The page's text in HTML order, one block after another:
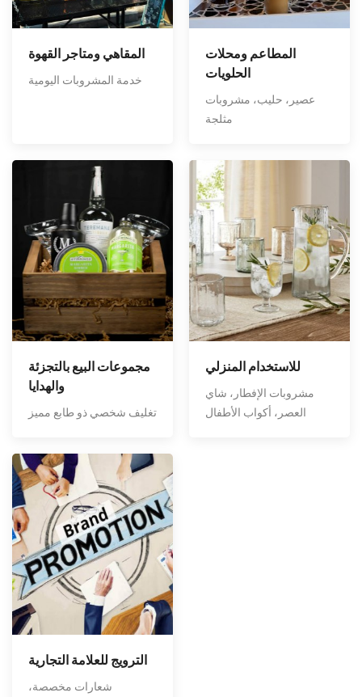
المقاهي ومتاجر القهوة
خدمة المشروبات اليومية
المطاعم ومحلات
الحلويات
عصير، حليب، مشروبات
مثلجة
مجموعات البيع بالتجزئة
والهدايا
تغليف شخصي ذو طابع مميز
للاستخدام المنزلي
مشروبات الإفطار، شاي
العصر، أكواب الأطفال
الترويج للعلامة التجارية
شعارات مخصصة،